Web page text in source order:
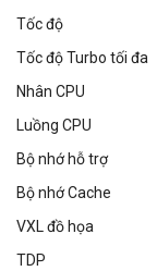
Tốc độ
Tốc độ Turbo tối đa
Nhân CPU
Luồng CPU
Bộ nhớ hỗ trợ
Bộ nhớ Cache
VXL đồ họa
TDP